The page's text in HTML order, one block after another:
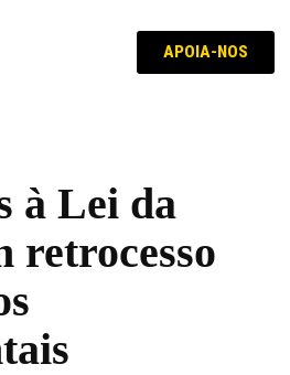
APOIA-NOS
à Lei da
retrocesso